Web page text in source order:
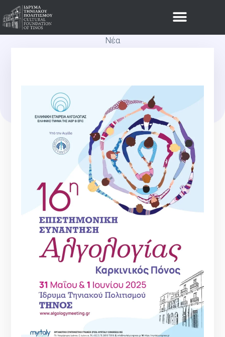
Νέα
ΣΥΝΆΝΤΗΣΗ ΑΛΓΟΛΟΓΊΑΣ
ΞΕΚΊΝΗΣΕ ΣΤΟ Ι.ΤΗ.Π.